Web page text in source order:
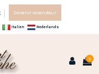
Devenir revendeur
Italien Nederlands
0